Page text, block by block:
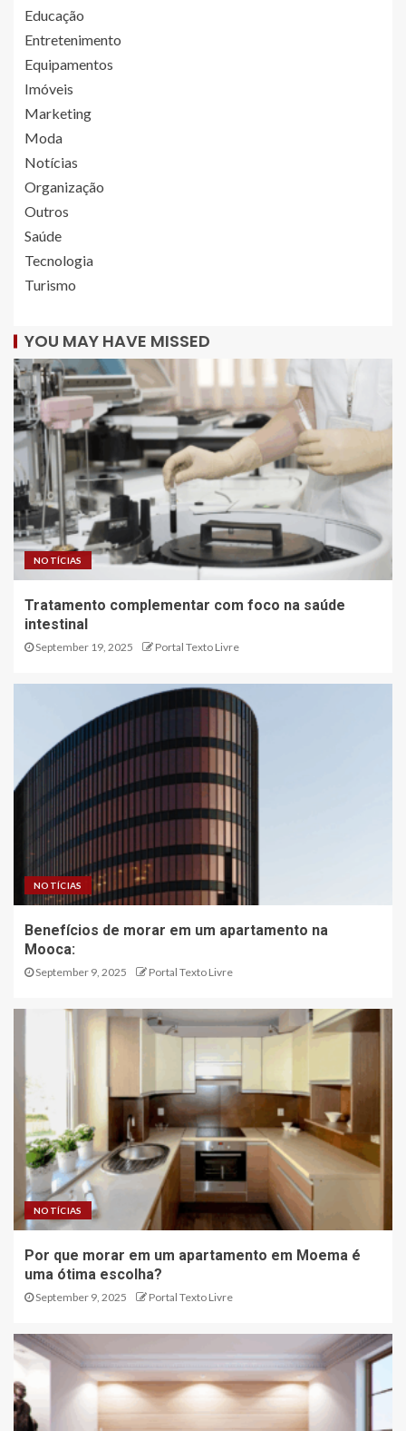
Educação
Entretenimento
Equipamentos
Imóveis
Marketing
Moda
Notícias
Organização
Outros
Saúde
Tecnologia
Turismo
YOU MAY HAVE MISSED
NOTÍCIAS
Tratamento complementar com foco na saúde
intestinal
September 19, 2025 Portal Texto Livre
NOTÍCIAS
Benefícios de morar em um apartamento na
Mooca:
September 9, 2025 Portal Texto Livre
NOTÍCIAS
Por que morar em um apartamento em Moema é
uma ótima escolha?
September 9, 2025 Portal Texto Livre